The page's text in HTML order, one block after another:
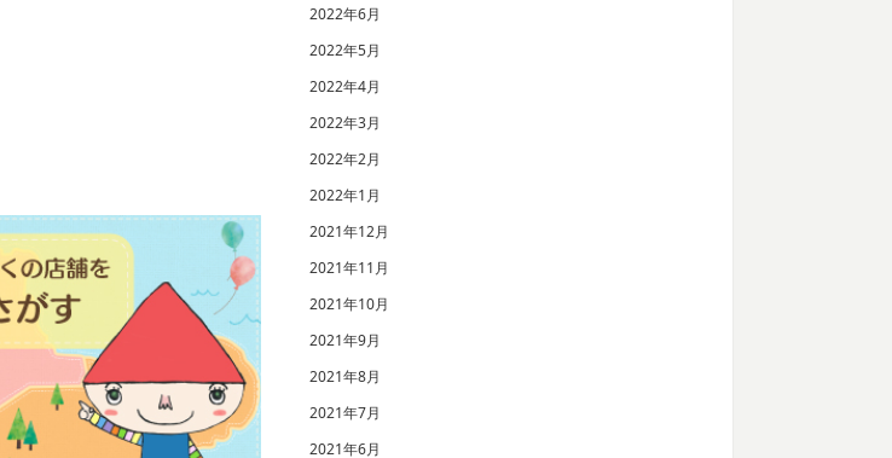
2022年6月
2022年5月
2022年4月
2022年3月
2022年2月
2022年1月
2021年12月
2021年11月
2021年10月
2021年9月
2021年8月
2021年7月
2021年6月